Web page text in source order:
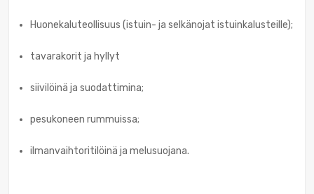
Huonekaluteollisuus (istuin- ja selkänojat istuinkalusteille);
tavarakorit ja hyllyt
siivilöinä ja suodattimina;
pesukoneen rummuissa;
ilmanvaihtoritilöinä ja melusuojana.